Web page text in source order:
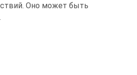
Оно может быть